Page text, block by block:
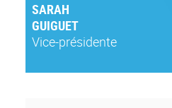
SARAH
GUIGUET
Vice-présidente